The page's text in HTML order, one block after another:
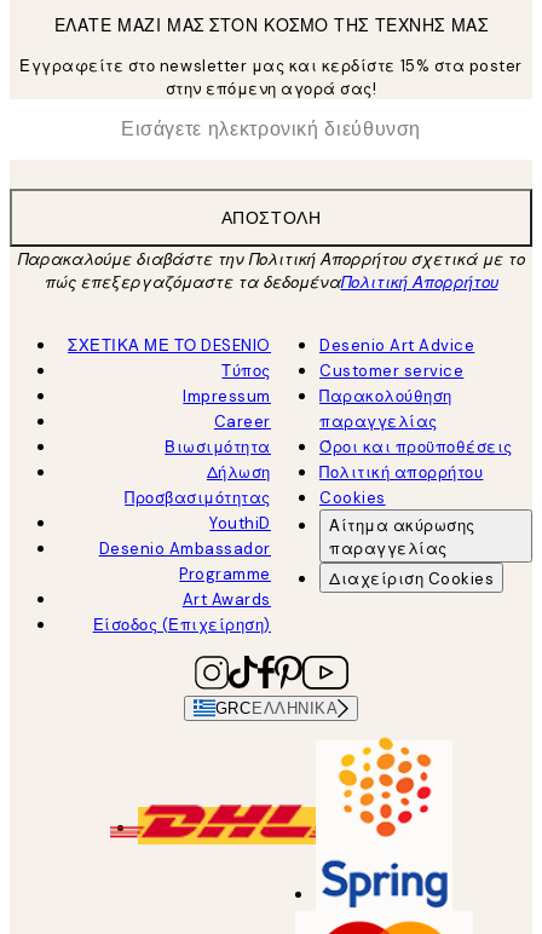
ΕΛΑΤΕ ΜΑΖΙ ΜΑΣ ΣΤΟΝ ΚΟΣΜΟ ΤΗΣ ΤΕΧΝΗΣ ΜΑΣ
Εγγραφείτε στο newsletter μας και κερδίστε 15% στα poster
στην επόμενη αγορά σας!
Ηλεκτρονική Διεύθυνση
ΑΠΟΣΤΟΛΉ
Παρακαλούμε διαβάστε την Πολιτική Απορρήτου σχετικά με το
πώς επεξεργαζόμαστε τα δεδομέναΠολιτική Απορρήτου
ΣΧΕΤΙΚΑ ΜΕ ΤΟ DESENIO
Τύπος
Impressum
Career
Βιωσιμότητα
Δήλωση
Προσβασιμότητας
YouthiD
Desenio Ambassador
Programme
Art Awards
Είσοδος (Επιχείρηση)
Desenio Art Advice
Customer service
Παρακολούθηση
παραγγελίας
Όροι και προϋποθέσεις
Πολιτική απορρήτου
Cookies
Αίτημα ακύρωσης
παραγγελίας
Διαχείριση Cookies
GRC ΕΛΛΗΝΙΚΆ